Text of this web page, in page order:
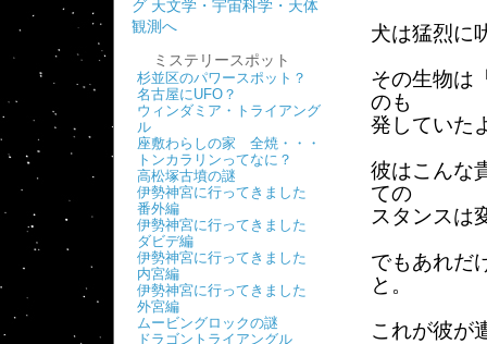
ミステリースポット
杉並区のパワースポット？
名古屋にUFO？
ウィンダミア・トライアング
ル
座敷わらしの家 全焼・・・
トンカラリンってなに？
高松塚古墳の謎
伊勢神宮に行ってきました
番外編
伊勢神宮に行ってきました
ダビデ編
伊勢神宮に行ってきました
内宮編
伊勢神宮に行ってきました
外宮編
ムービングロックの謎
ドラゴントライアングル
犬は猛烈に
その生物は
のも
発していた
彼はこんな
ての
スタンスは
でもあれだ
と。
これが彼が